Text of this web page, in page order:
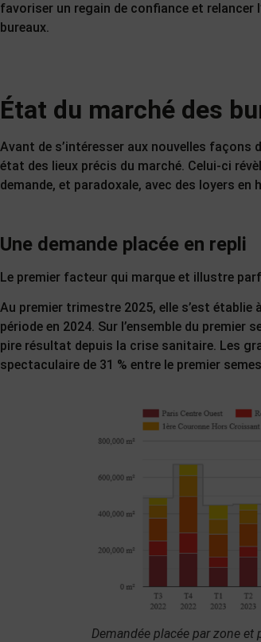
favoriser un regain de confiance et
bureaux.
État du marché des
Avant de s’intéresser aux nouvelles façons
état des lieux précis du marché. Celui-ci
demande, et paradoxale, avec des loyers
Une demande placée en repli
Le premier facteur qui marque et illustre
Au premier trimestre 2025, elle s’est établie
période en 2024. Sur l’ensemble du premier
pire résultat depuis la crise sanitaire. Les
spectaculaire de 31 % entre le premier
Demandée placée par zone